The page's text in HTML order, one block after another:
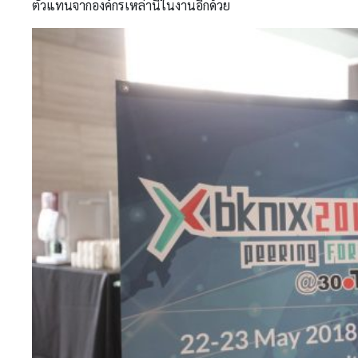
ตัวแทนจากองค์กรเหล่านี้ในงานอีกด้วย